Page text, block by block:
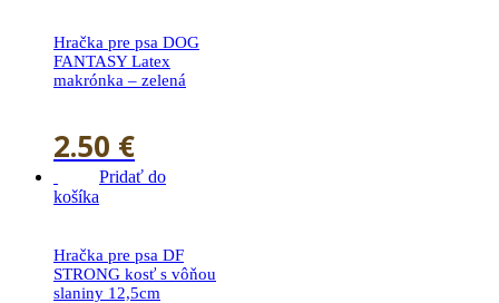
Hračka pre psa DOG
FANTASY Latex
makrónka – zelená
2.50 €
Pridať do
košíka
Hračka pre psa DF
STRONG kosť s vôňou
slaniny 12,5cm